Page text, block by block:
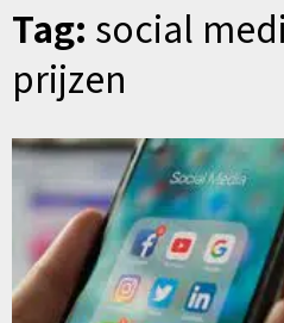
Tag: social
prijzen